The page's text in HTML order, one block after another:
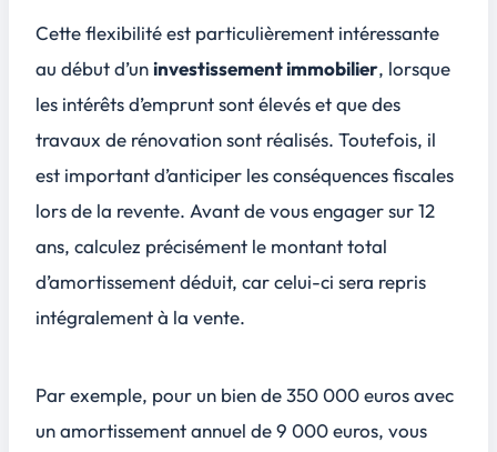
Cette flexibilité est particulièrement intéressante
au début d’uninvestissement immobilier, lorsque
les intérêts d’emprunt sont élevés et que des
travaux de rénovation sont réalisés. Toutefois, il
est important d’anticiper les conséquences fiscales
lors de la revente. Avant de vous engager sur 12
ans, calculez précisément le montant total
d’amortissement déduit, car celui-ci sera repris
intégralement à la vente.
Par exemple, pour un bien de 350 000 euros avec
un amortissement annuel de 9 000 euros, vous